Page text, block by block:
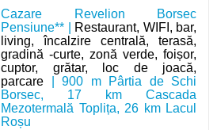
Cazare Revelion Borsec
Pensiune** |
Restaurant, WIFI, bar,
living, încalzire centrală, terasă,
gradină -curte, zonă verde, foișor,
cuptor, grătar, loc de joacă,
parcare | 900 m Pârtia de Schi
Borsec, 17 km Cascada
Mezotermală Toplița, 26 km Lacul
Roșu